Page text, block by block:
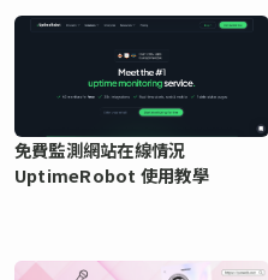
免費監測網站在線情況
UptimeRobot 使用教學